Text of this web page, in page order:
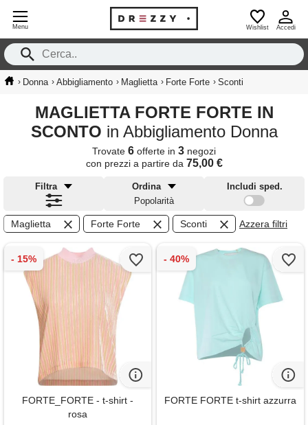
Menu Wishlist Accedi
› Donna › Abbigliamento › Maglietta › Forte Forte › Sconti
MAGLIETTA FORTE FORTE IN
SCONTO in Abbigliamento Donna
Trovate 6 offerte in 3 negozi
con prezzi a partire da 75,00 €
Filtra
Ordina
Popolarità
Includi sped.
Maglietta Forte Forte Sconti Azzera filtri
FORTE_FORTE - t-shirt -
rosa
FORTE FORTE t-shirt azzurra